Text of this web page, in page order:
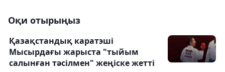
Оқи отырыңыз
Қазақстандық каратэші
Мысырдағы жарыста "тыйым
салынған тәсілмен" жеңіске жетті